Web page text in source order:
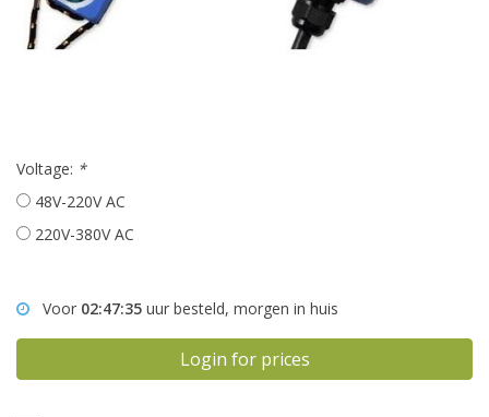
Voltage: *
48V-220V AC
220V-380V AC
Voor 02:47:35 uur besteld, morgen in huis
Login for prices